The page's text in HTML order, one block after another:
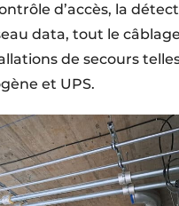
d’accès, la
data, tout le
de secours
et UPS.